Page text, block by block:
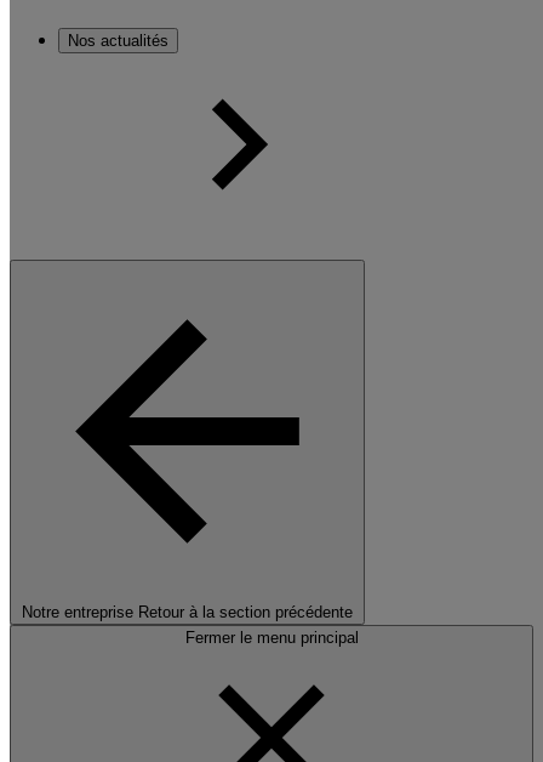
Nos actualités
Notre entreprise Retour à la section précédente
Fermer le menu principal